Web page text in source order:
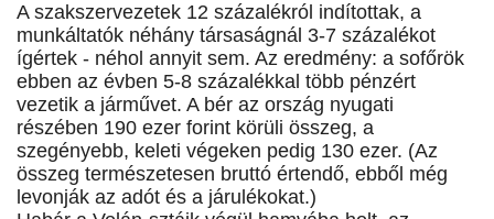
A szakszervezetek 12 százalékról indítottak, a
munkáltatók néhány társaságnál 3-7 százalékot
ígértek - néhol annyit sem. Az eredmény: a sofőrök
ebben az évben 5-8 százalékkal több pénzért
vezetik a járművet. A bér az ország nyugati
részében 190 ezer forint körüli összeg, a
szegényebb, keleti végeken pedig 130 ezer. (Az
összeg természetesen bruttó értendő, ebből még
levonják az adót és a járulékokat.)